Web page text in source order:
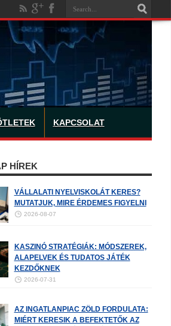
KAPCSOLAT
HÍREK
VÁLLALATI NYELVISKOLÁT KERES?
MUTATJUK, MIRE ÉRDEMES FIGYELNI
2026-08-07
KASZINÓ STRATÉGIÁK: MÓDSZEREK,
ALAPELVEK ÉS TUDATOS JÁTÉK
KEZDŐKNEK
2026-07-31
AZ INGATLANPIAC ZÖLD FORDULATA:
MIÉRT KERESIK A BEFEKTETŐK AZ